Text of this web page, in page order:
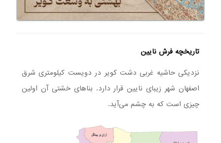
تاریخچه فرش نایین
نزدیکی حاشیه غربی دشت کویر در دویست کیلومتری شرق
اصفهان شهر زیبای نایین قرار دارد. بناهای خشتی آن اولین
چیزی است که به چشم می‌آید.